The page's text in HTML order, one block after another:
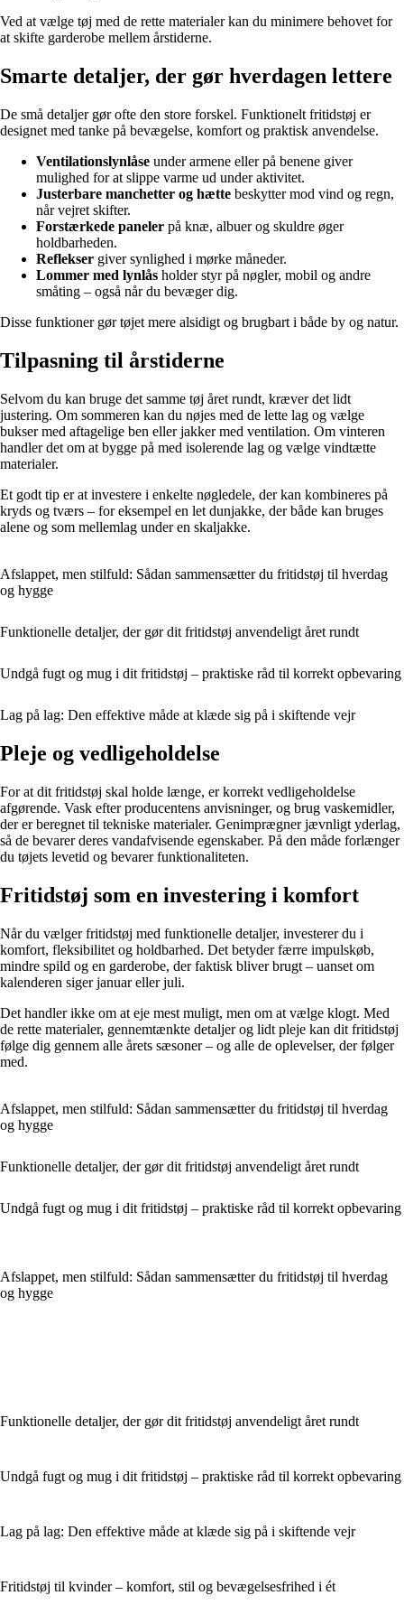
Ved at vælge tøj med de rette materialer kan du minimere behovet for
at skifte garderobe mellem årstiderne.
Smarte detaljer, der gør hverdagen lettere
De små detaljer gør ofte den store forskel. Funktionelt fritidstøj er
designet med tanke på bevægelse, komfort og praktisk anvendelse.
Ventilationslynlåse under armene eller på benene giver
mulighed for at slippe varme ud under aktivitet.
Justerbare manchetter og hætte beskytter mod vind og regn,
når vejret skifter.
Forstærkede paneler på knæ, albuer og skuldre øger
holdbarheden.
Reflekser giver synlighed i mørke måneder.
Lommer med lynlås holder styr på nøgler, mobil og andre
småting – også når du bevæger dig.
Disse funktioner gør tøjet mere alsidigt og brugbart i både by og natur.
Tilpasning til årstiderne
Selvom du kan bruge det samme tøj året rundt, kræver det lidt
justering. Om sommeren kan du nøjes med de lette lag og vælge
bukser med aftagelige ben eller jakker med ventilation. Om vinteren
handler det om at bygge på med isolerende lag og vælge vindtætte
materialer.
Et godt tip er at investere i enkelte nøgledele, der kan kombineres på
kryds og tværs – for eksempel en let dunjakke, der både kan bruges
alene og som mellemlag under en skaljakke.
Afslappet, men stilfuld: Sådan sammensætter du fritidstøj til hverdag
og hygge
Funktionelle detaljer, der gør dit fritidstøj anvendeligt året rundt
Undgå fugt og mug i dit fritidstøj – praktiske råd til korrekt opbevaring
Lag på lag: Den effektive måde at klæde sig på i skiftende vejr
Pleje og vedligeholdelse
For at dit fritidstøj skal holde længe, er korrekt vedligeholdelse
afgørende. Vask efter producentens anvisninger, og brug vaskemidler,
der er beregnet til tekniske materialer. Genimprægner jævnligt yderlag,
så de bevarer deres vandafvisende egenskaber. På den måde forlænger
du tøjets levetid og bevarer funktionaliteten.
Fritidstøj som en investering i komfort
Når du vælger fritidstøj med funktionelle detaljer, investerer du i
komfort, fleksibilitet og holdbarhed. Det betyder færre impulskøb,
mindre spild og en garderobe, der faktisk bliver brugt – uanset om
kalenderen siger januar eller juli.
Det handler ikke om at eje mest muligt, men om at vælge klogt. Med
de rette materialer, gennemtænkte detaljer og lidt pleje kan dit fritidstøj
følge dig gennem alle årets sæsoner – og alle de oplevelser, der følger
med.
Afslappet, men stilfuld: Sådan sammensætter du fritidstøj til hverdag
og hygge
Funktionelle detaljer, der gør dit fritidstøj anvendeligt året rundt
Undgå fugt og mug i dit fritidstøj – praktiske råd til korrekt opbevaring
Afslappet, men stilfuld: Sådan sammensætter du fritidstøj til hverdag
og hygge
Funktionelle detaljer, der gør dit fritidstøj anvendeligt året rundt
Undgå fugt og mug i dit fritidstøj – praktiske råd til korrekt opbevaring
Lag på lag: Den effektive måde at klæde sig på i skiftende vejr
Fritidstøj til kvinder – komfort, stil og bevægelsesfrihed i ét